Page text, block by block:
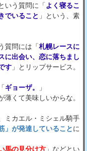
いう質問に「 よく寝るこ
でいること 」という、素
質問には「札幌レースに
に出会い、恋に落ちまし
す 」とリップサービス。
ギョーザ。
」
くて美味しいからな。
ミカエル・ミシェル騎手
」が発達していることに
馬の見分け方 」などとい